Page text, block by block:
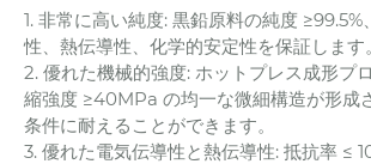
1. 非常に高い純度: 黒鉛原料の純度
性、熱伝導性、化学的安定性を保証します。
2. 優れた機械的強度: ホットプレス成形プ
縮強度 ≥40MPa の均一な微細構造が形成
条件に耐えることができます。
3. 優れた電気伝導性と熱伝導性: 抵抗率 ≤